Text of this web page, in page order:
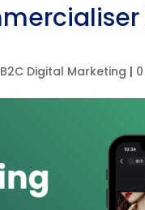
B2C Digital Marketing |